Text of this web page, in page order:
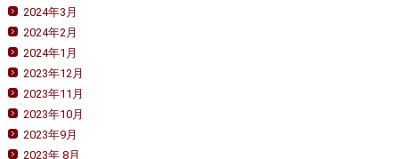
2024年3月
2024年2月
2024年1月
2023年12月
2023年11月
2023年10月
2023年9月
2023年 8月